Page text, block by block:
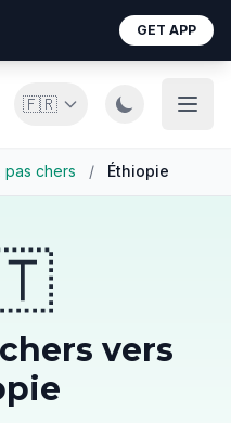
GET APP
🇫🇷
pas chers / Éthiopie
vers